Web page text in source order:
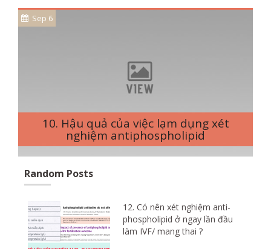
Sep 6
10. Hậu quả của việc lạm dụng xét
nghiệm antiphospholipid
Random Posts
12. Có nên xét nghiệm anti-
phospholipid ở ngay lần đầu
làm IVF/ mang thai ?